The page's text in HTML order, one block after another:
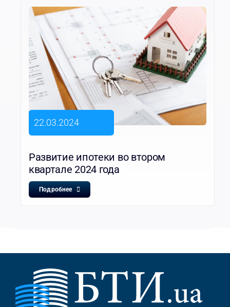
22.03.2024
Развитие ипотеки во втором
квартале 2024 года
Подробнее